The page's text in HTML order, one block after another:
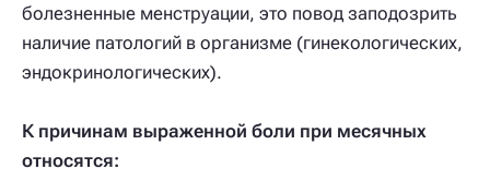
болезненные менструации, это повод заподозрить
наличие патологий в организме (гинекологических,
эндокринологических).
К причинам выраженной боли при месячных
относятся: